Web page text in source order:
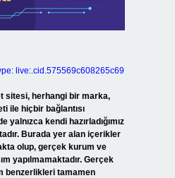
live:.cid.575569c608265c69
sitesi, herhangi bir marka,
ile hiçbir bağlantısı
yalnızca kendi hazırladığımız
Burada yer alan içerikler
olup, gerçek kurum ve
yapılmamaktadır. Gerçek
benzerlikleri tamamen